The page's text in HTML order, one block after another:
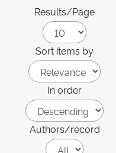
Results/Page
Sort items by
In order
Authors/record